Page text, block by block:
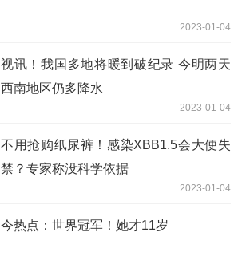
2023-01-04
视讯！我国多地将暖到破纪录 今明两天
西南地区仍多降水
2023-01-04
不用抢购纸尿裤！感染XBB1.5会大便失
禁？专家称没科学依据
2023-01-04
今热点：世界冠军！她才11岁